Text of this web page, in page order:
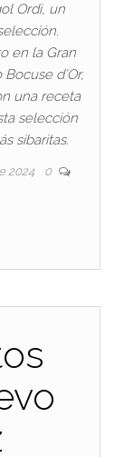
Ordi, un
en la Gran
d’Or,
una receta
selección
sibaritas.
2024 0